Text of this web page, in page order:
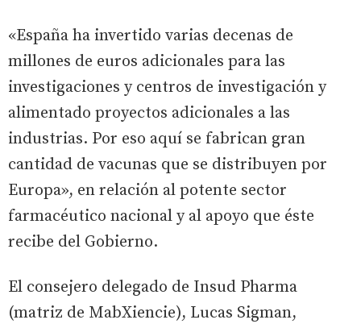
«España ha invertido varias decenas de
millones de euros adicionales para las
investigaciones y centros de investigación y
alimentado proyectos adicionales a las
industrias. Por eso aquí se fabrican gran
cantidad de vacunas que se distribuyen por
Europa», en relación al potente sector
farmacéutico nacional y al apoyo que éste
recibe del Gobierno.
El consejero delegado de Insud Pharma
(matriz de MabXiencie), Lucas Sigman,